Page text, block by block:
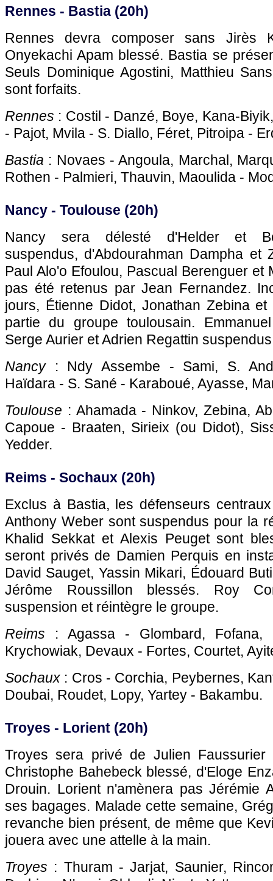
Rennes - Bastia (20h)
Rennes devra composer sans Jirès
Onyekachi Apam blessé. Bastia se
Seuls Dominique Agostini, Matthieu
sont forfaits.
Rennes : Costil - Danzé, Boye, Kana-
- Pajot, Mvila - S. Diallo, Féret, Pitroipa -
Bastia : Novaes - Angoula, Marchal,
Rothen - Palmieri, Thauvin, Maoulida -
Nancy - Toulouse (20h)
Nancy sera délesté d'Helder et
suspendus, d'Abdourahman Dampha et
Paul Alo'o Efoulou, Pascual Berenguer et
pas été retenus par Jean Fernandez.
jours, Étienne Didot, Jonathan Zebina
partie du groupe toulousain.
Serge Aurier et Adrien Regattin
Nancy : Ndy Assembe - Sami, S.
Haïdara - S. Sané - Karaboué, Ayasse,
Toulouse : Ahamada - Ninkov, Zebina,
Capoue - Braaten, Sirieix (ou Didot),
Yedder.
Reims - Sochaux (20h)
Exclus à Bastia, les défenseurs
Anthony Weber sont suspendus pour la
Khalid Sekkat et Alexis Peuget sont
seront privés de Damien Perquis en
David Sauget, Yassin Mikari, Édouard
Jérôme Roussillon blessés. Roy
suspension et réintègre le groupe.
Reims : Agassa - Glombard, Fofana,
Krychowiak, Devaux - Fortes, Courtet,
Sochaux : Cros - Corchia, Peybernes,
Doubai, Roudet, Lopy, Yartey - Bakambu.
Troyes - Lorient (20h)
Troyes sera privé de Julien Faussurier
Christophe Bahebeck blessé, d'Eloge
Drouin. Lorient n'amènera pas Jérémie
ses bagages. Malade cette semaine,
revanche bien présent, de même que
jouera avec une attelle à la main.
Troyes : Thuram - Jarjat, Saunier,